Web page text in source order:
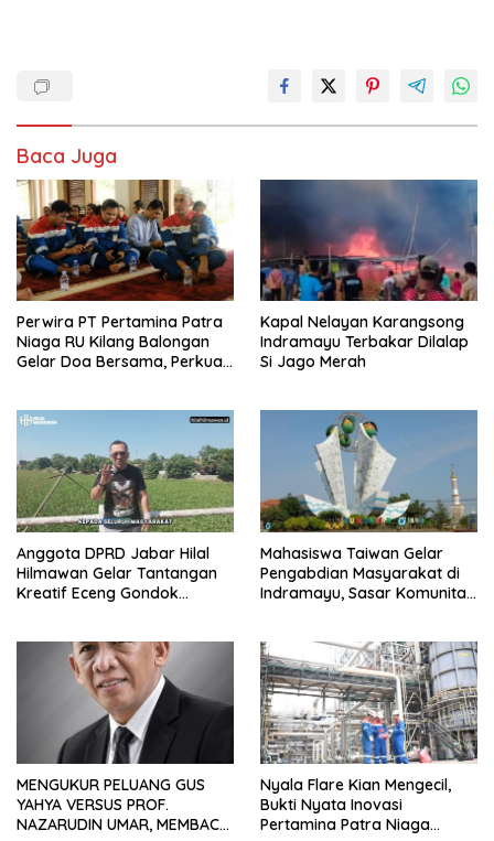
Baca Juga
Perwira PT Pertamina Patra
Niaga RU Kilang Balongan
Gelar Doa Bersama, Perkuat
Kapal Nelayan Karangsong
Indramayu Terbakar Dilalap
Si Jago Merah
Anggota DPRD Jabar Hilal
Hilmawan Gelar Tantangan
Kreatif Eceng Gondok
Mahasiswa Taiwan Gelar
Pengabdian Masyarakat di
Indramayu, Sasar Komunitas
MENGUKUR PELUANG GUS
YAHYA VERSUS PROF.
NAZARUDIN UMAR, MEMBACA
Nyala Flare Kian Mengecil,
Bukti Nyata Inovasi
Pertamina Patra Niaga